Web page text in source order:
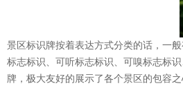
景区标识牌按着表达方式分类的话，一
标志标识、可听标志标识、可嗅标志标
牌，极大友好的展示了各个景区的包容之